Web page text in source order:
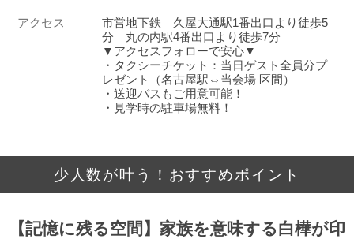
アクセス
市営地下鉄 久屋大通駅1番出口より徒歩5
分 丸の内駅4番出口より徒歩7分
▼アクセスフォローで安心▼
・タクシーチケット：当日ゲスト全員分プ
レゼント（名古屋駅⇔当会場 区間）
・送迎バスもご用意可能！
・見学時の駐車場無料！
少人数が叶う！おすすめポイント
【記憶に残る空間】家族を意味する白樺が印